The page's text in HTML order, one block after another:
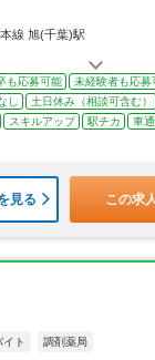
本線 旭(千葉)駅
も応募可能
未経験者も応募
し
土日休み（相談可含む）
スキルアップ 駅チカ 車
見る この求
ト 調剤薬局